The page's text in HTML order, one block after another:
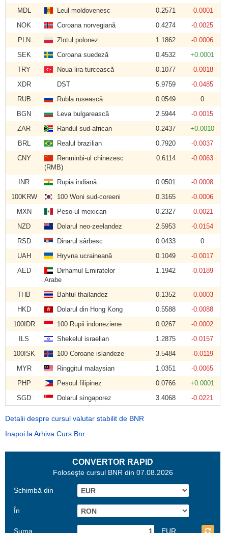
MDL
Leul moldovenesc 0.2571
-0.0001
NOK
Coroana norvegiană 0.4274
-0.0025
PLN
Zlotul polonez 1.1862
-0.0006
SEK
Coroana suedeză 0.4532
+0.0001
TRY
Noua lira turcească 0.1077
-0.0018
XDR
DST 5.9759
-0.0485
RUB
Rubla rusească 0.0549
0
BGN
Leva bulgarească 2.5944
-0.0015
ZAR
Randul sud-african 0.2437
+0.0010
BRL
Realul brazilian 0.7920
-0.0037
CNY
Renminbi-ul chinezesc
(RMB)
0.6114 -0.0063
INR Rupia indiană 0.0501
-0.0008
100KRW
100 Woni sud-coreeni 0.3165
-0.0006
MXN
Peso-ul mexican 0.2327
-0.0021
NZD
Dolarul neo-zeelandez 2.5953
-0.0154
RSD
Dinarul sârbesc 0.0433
0
UAH
Hryvna ucraineană 0.1049
-0.0017
AED
Dirhamul Emiratelor
Arabe
1.1942 -0.0189
THB Bahtul thailandez 0.1352
-0.0003
HKD
Dolarul din Hong Kong 0.5588
-0.0088
100IDR
100 Rupii indoneziene 0.0267
-0.0002
ILS
Shekelul israelian 1.2875
-0.0157
100ISK
100 Coroane islandeze 3.5484
-0.0119
MYR
Ringgitul malaysian 1.0351
-0.0065
PHP
Pesoul filipinez 0.0766
+0.0001
SGD
Dolarul singaporez 3.4068 -0.0221
Detalii despre cursul valutar stabilit de BNR
Inapoi la Arhiva Curs Bnr
CONVERTOR RAPID
Foloseşte cursul BNR din 07.08.2026
Schimbă din
În
Suma EUR